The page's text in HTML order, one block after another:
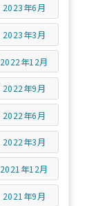
2023年6月
2023年3月
2022年12月
2022年9月
2022年6月
2022年3月
2021年12月
2021年9月